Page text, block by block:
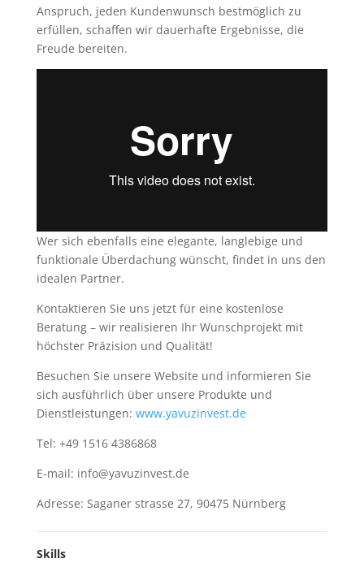
Anspruch, jeden Kundenwunsch bestmöglich zu
erfüllen, schaffen wir dauerhafte Ergebnisse, die
Freude bereiten.
Wer sich ebenfalls eine elegante, langlebige und
funktionale Überdachung wünscht, findet in uns den
idealen Partner.
Kontaktieren Sie uns jetzt für eine kostenlose
Beratung – wir realisieren Ihr Wunschprojekt mit
höchster Präzision und Qualität!
Besuchen Sie unsere Website und informieren Sie
sich ausführlich über unsere Produkte und
Dienstleistungen: www.yavuzinvest.de
Tel: +49 1516 4386868
E-mail: info@yavuzinvest.de
Adresse: Saganer strasse 27, 90475 Nürnberg
Skills